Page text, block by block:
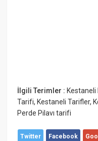
İlgili Terimler : Kestaneli
Tarifi, Kestaneli Tarifler,
Perde Pilavı tarifi
Twitter Facebook